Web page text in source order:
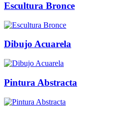
Escultura Bronce
Dibujo Acuarela
Pintura Abstracta